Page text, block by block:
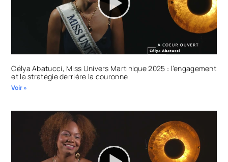
Célya Abatucci, Miss Univers Martinique 2025 : l’engagement
et la stratégie derrière la couronne
Voir »